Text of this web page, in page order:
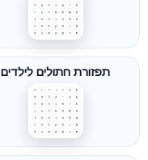
תפזורת חתולים לילדים